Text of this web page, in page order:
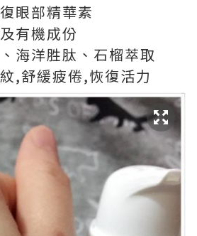
眼部精華素
有機成份
海洋胜肽、石榴萃取
,舒緩疲倦,恢復活力